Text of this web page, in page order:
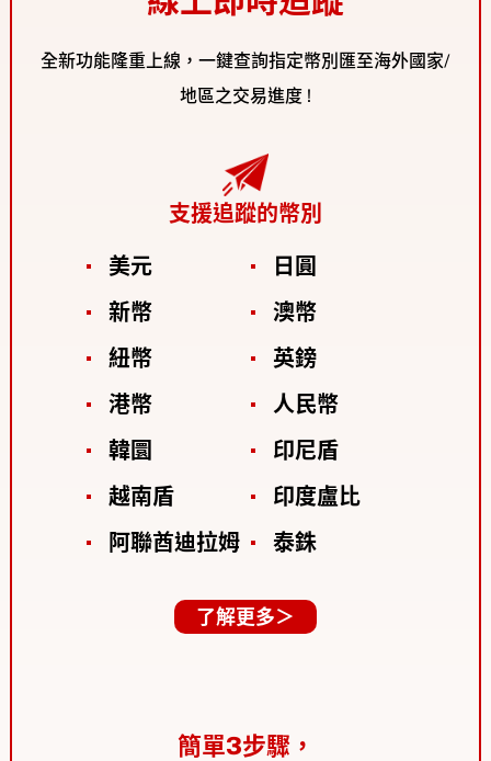
全新功能隆重上線，一鍵查詢指定幣別匯至海外國家/
地區之交易進度 !
支援追蹤的幣別
美元
日圓
新幣
澳幣
紐幣
英鎊
港幣
人民幣
韓圜
印尼盾
越南盾
印度盧比
阿聯酋迪拉姆
泰銖
了解更多＞
簡單3步驟，